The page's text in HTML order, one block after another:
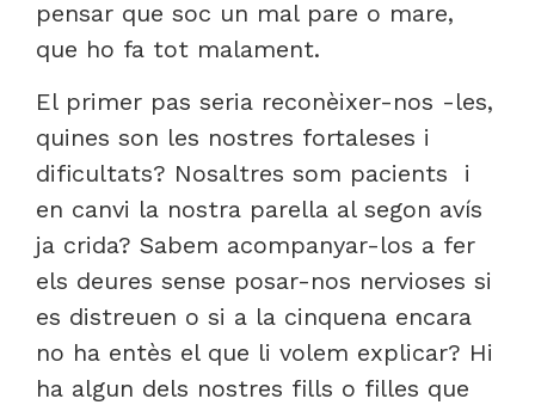
pensar que soc un mal pare o mare,
que ho fa tot malament.
El primer pas seria reconèixer-nos -les,
quines son les nostres fortaleses i
dificultats? Nosaltres som pacients i
en canvi la nostra parella al segon avís
ja crida? Sabem acompanyar-los a fer
els deures sense posar-nos nervioses si
es distreuen o si a la cinquena encara
no ha entès el que li volem explicar? Hi
ha algun dels nostres fills o filles que